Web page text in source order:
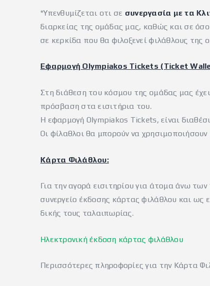
*Υπενθυμίζεται οτι σε συνεργασία με τα
διαρκείας της ομάδας μας, καθώς και σε
σε κερκίδα που θα φιλοξενεί φιλάθλους της
Εφαρμογή Olympiakos Tickets (Ticket
Στη διάθεση του κόσμου της ομάδας μας
πρόσβαση στα εισιτήρια του.
Η εφαρμογή Olympiakos Tickets, είναι
Οι φίλαθλοι θα μπορούν να
Κάρτα Φιλάθλου:
Για την αγορά εισιτηρίου για άτομα άνω
συνεργείο έκδοσης κάρτας φιλάθλου και
δικής τους ταλαιπωρίας.
Ηλεκτρονική έκδοση κάρτας φιλάθλου
Περισσότερες πληροφορίες για την Κάρτα